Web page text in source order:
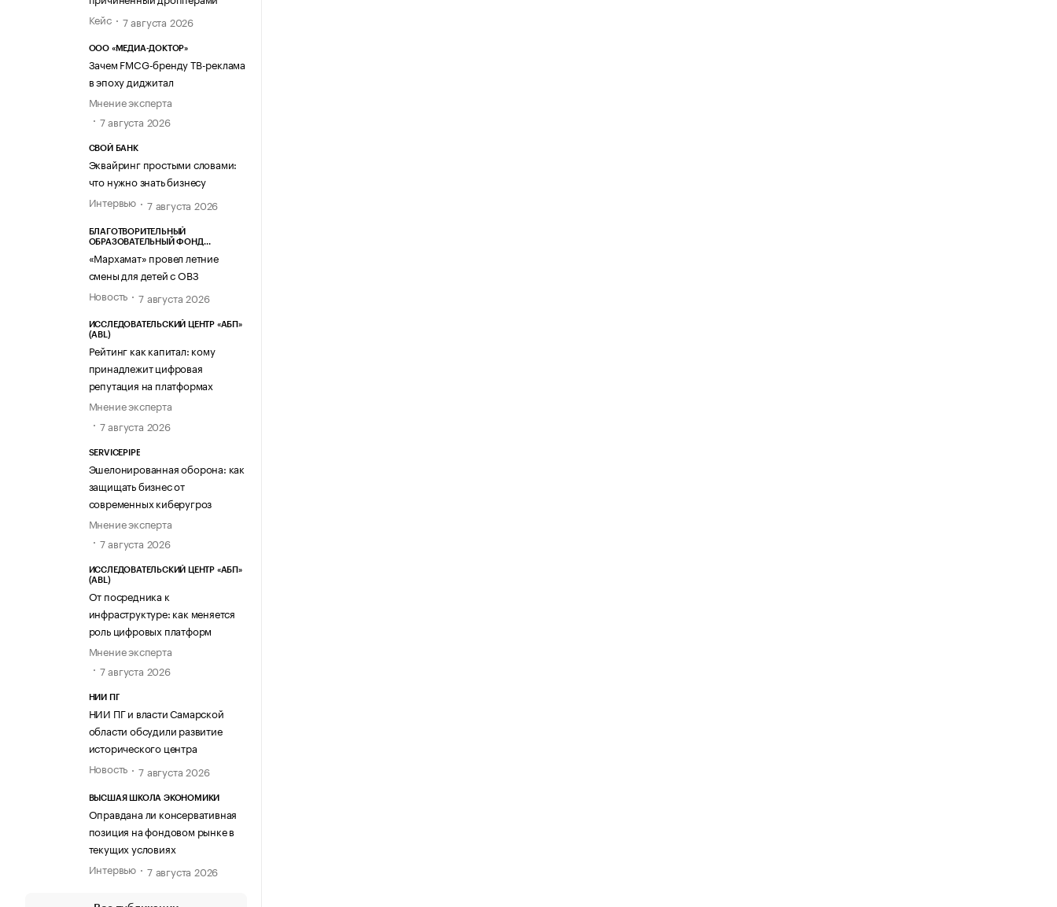
Кейс
7 августа 2026
ООО «МЕДИА-ДОКТОР»
Зачем FMCG-бренду ТВ-реклама
в эпоху диджитал
Мнение эксперта
7 августа 2026
СВОЙ БАНК
Эквайринг простыми словами:
что нужно знать бизнесу
Интервью
7 августа 2026
БЛАГОТВОРИТЕЛЬНЫЙ
ОБРАЗОВАТЕЛЬНЫЙ ФОНД
«Мархамат» провел летние
смены для детей с ОВЗ
Новость
7 августа 2026
ИССЛЕДОВАТЕЛЬСКИЙ ЦЕНТР «АБП»
(ABL)
Рейтинг как капитал: кому
принадлежит цифровая
репутация на платформах
Мнение эксперта
7 августа 2026
SERVICEPIPE
Эшелонированная оборона: как
защищать бизнес от
современных киберугроз
Мнение эксперта
7 августа 2026
ИССЛЕДОВАТЕЛЬСКИЙ ЦЕНТР «АБП»
(ABL)
От посредника к
инфраструктуре: как меняется
роль цифровых платформ
Мнение эксперта
7 августа 2026
НИИ ПГ
НИИ ПГ и власти Самарской
области обсудили развитие
исторического центра
Новость
7 августа 2026
ВЫСШАЯ ШКОЛА ЭКОНОМИКИ
Оправдана ли консервативная
позиция на фондовом рынке в
текущих условиях
Интервью
7 августа 2026